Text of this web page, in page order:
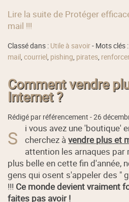
Lire la suite de Protéger
mail !!!
Classé dans : Utile à savoir- Mots clés :
mail ,courriel , pishing, pirates,
Comment vendre
Internet ?
Rédigé par référencement -26
S
i vous avez une 'boutique'
cherchez àvendre plus et
attention les arnaques
plus belle en cette fin d'année,
gens qui osent s'appeler des "
!!! Ce monde devient vraiment
faites pas avoir !